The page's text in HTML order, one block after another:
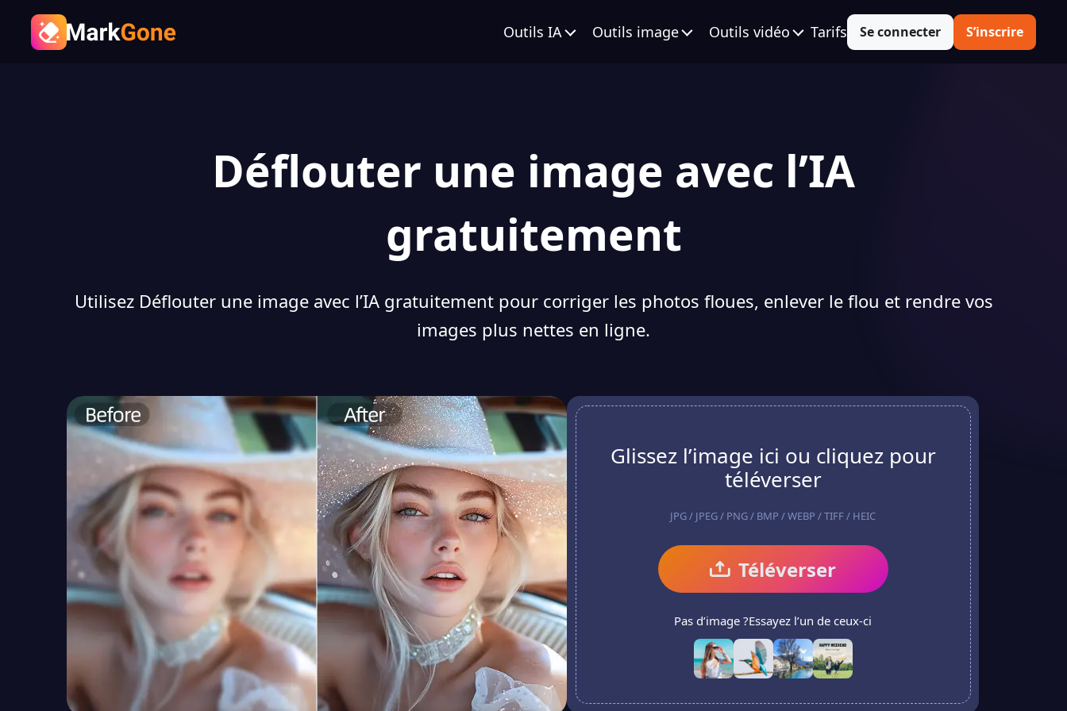
Outils IA Outils image Outils vidéo Tarifs Se connecter S’inscrire
Déflouter une image avec l’IA
gratuitement
Utilisez Déflouter une image avec l’IA gratuitement pour corriger les photos floues, enlever le flou et rendre vos
images plus nettes en ligne.
Glissez l’image ici ou cliquez pour
téléverser
JPG / JPEG / PNG / BMP / WEBP / TIFF / HEIC
Téléverser
Pas d’image ?Essayez l’un de ceux-ci